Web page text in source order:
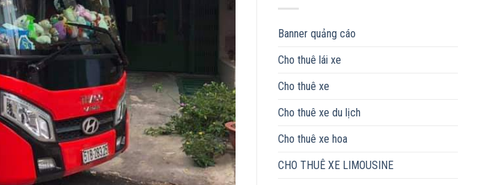
Banner quảng cáo
Cho thuê lái xe
Cho thuê xe
Cho thuê xe du lịch
Cho thuê xe hoa
CHO THUÊ XE LIMOUSINE